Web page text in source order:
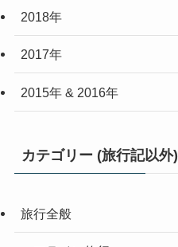
2018年
2017年
2015年 & 2016年
カテゴリー (旅行記以外)
旅行全般